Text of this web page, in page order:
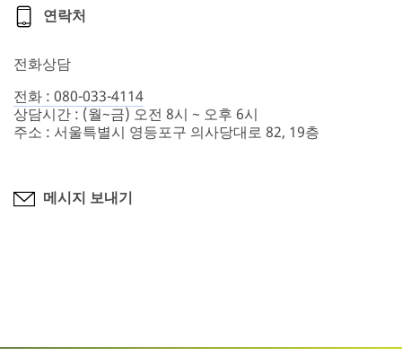
연락처
전화상담
전화 : 080-033-4114
상담시간 : (월~금) 오전 8시 ~ 오후 6시
주소 : 서울특별시 영등포구 의사당대로 82, 19층
메시지 보내기